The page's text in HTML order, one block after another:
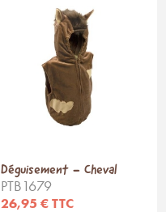
Déguisement - Cheval
PTB1679
26,95 € TTC